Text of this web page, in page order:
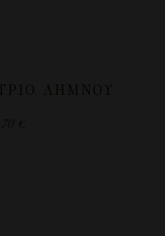
ΛΉΜΝΟΥ
€